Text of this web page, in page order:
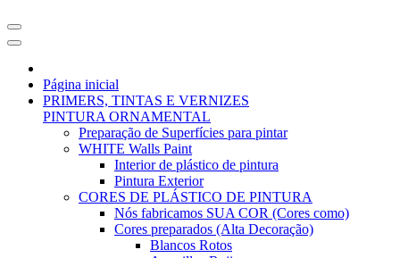
Página inicial
PRIMERS, TINTAS E VERNIZES
PINTURA ORNAMENTAL
Preparação de Superfícies para pintar
WHITE Walls Paint
Interior de plástico de pintura
Pintura Exterior
CORES DE PLÁSTICO DE PINTURA
Nós fabricamos SUA COR (Cores como)
Cores preparados (Alta Decoração)
Blancos Rotos